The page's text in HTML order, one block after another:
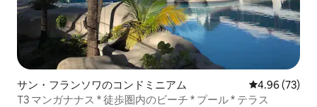
サン・フランソワのコンドミニアム レビュー73
4.96 (73)
T3 マンガナナス * 徒歩圏内のビーチ * プール * テラス